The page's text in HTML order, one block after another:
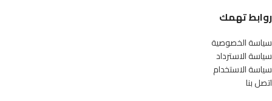
روابط تهمك
سياسة الخصوصية
سياسة الاسترداد
سياسة الاستخدام
اتصل بنا